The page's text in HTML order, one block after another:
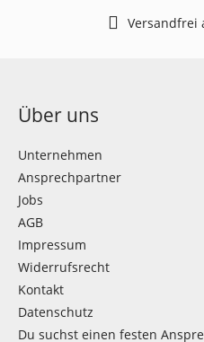
Versandfrei
Über uns
Unternehmen
Ansprechpartner
Jobs
AGB
Impressum
Widerrufsrecht
Kontakt
Datenschutz
Du suchst einen festen